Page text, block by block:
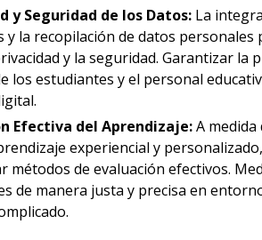
y Seguridad de los Datos: La
y la recopilación de datos
y la seguridad. Garantizar la
los estudiantes y el personal
Efectiva del Aprendizaje:A
experiencial y
métodos de evaluación efectivos.
de manera justa y precisa en